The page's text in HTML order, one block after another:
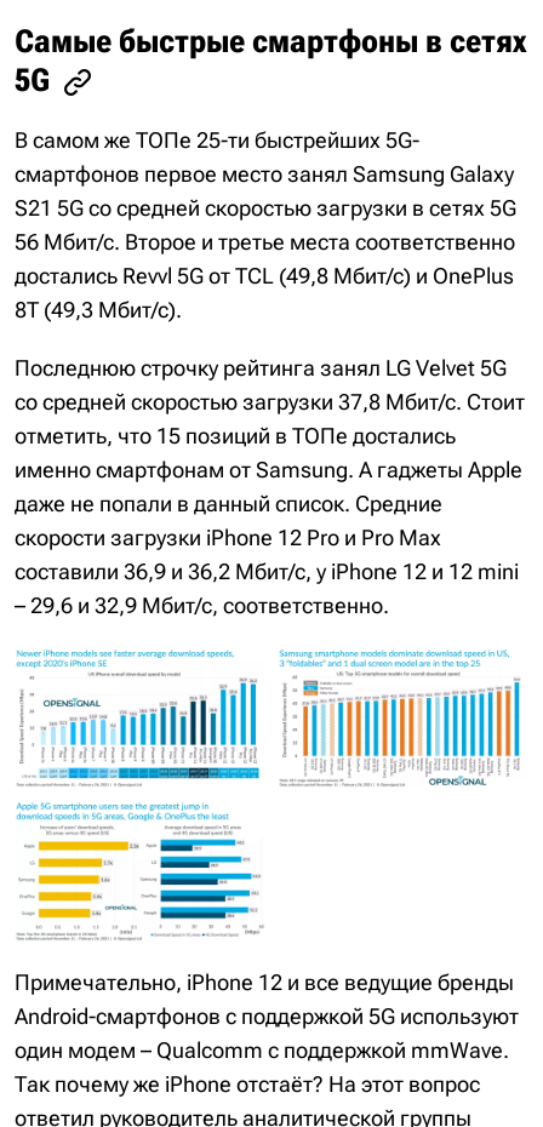
Самые быстрые смартфоны в сетях
5G
В самом же ТОПе 25-ти быстрейших 5G-
смартфонов первое место занял Samsung Galaxy
S21 5G со средней скоростью загрузки в сетях 5G
56 Мбит/с. Второе и третье места соответственно
достались Revvl 5G от TCL (49,8 Мбит/с) и OnePlus
8T (49,3 Мбит/с).
Последнюю строчку рейтинга занял LG Velvet 5G
со средней скоростью загрузки 37,8 Мбит/с. Стоит
отметить, что 15 позиций в ТОПе достались
именно смартфонам от Samsung. А гаджеты Apple
даже не попали в данный список. Средние
скорости загрузки iPhone 12 Pro и Pro Max
составили 36,9 и 36,2 Мбит/с, у iPhone 12 и 12 mini
– 29,6 и 32,9 Мбит/с, соответственно.
Примечательно, iPhone 12 и все ведущие бренды
Android-смартфонов с поддержкой 5G используют
один модем – Qualcomm с поддержкой mmWave.
Так почему же iPhone отстаёт? На этот вопрос
ответил руководитель аналитической группы